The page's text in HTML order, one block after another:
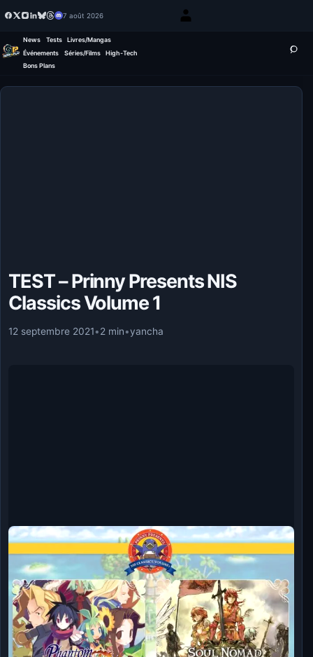
7 août 2026
News Tests
Livres/Mangas
Événements
Séries/Films
High-Tech
Bons Plans
TEST – Prinny Presents NIS
Classics Volume 1
12 septembre 2021•2 min•yancha